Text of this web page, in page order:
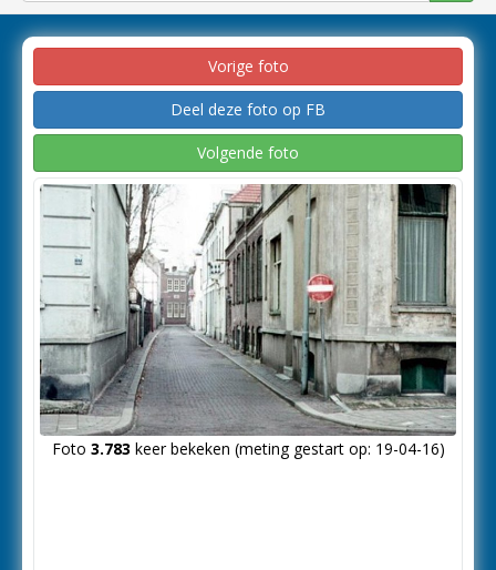
Vorige foto
Deel deze foto op FB
Volgende foto
Foto 3.783 keer bekeken (meting gestart op: 19-04-16)